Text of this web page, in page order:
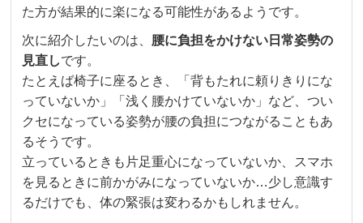
た方が結果的に楽になる可能性があるようです。
次に紹介したいのは、 腰に負担をかけない日常姿勢の
見直しです。
たとえば椅子に座るとき、「背もたれに頼りきりにな
っていないか」「浅く腰かけていないか」など、つい
クセになっている姿勢が腰の負担につながることもあ
るそうです。
立っているときも片足重心になっていないか、スマホ
を見るときに前かがみになっていないか…少し意識す
るだけでも、体の緊張は変わるかもしれません。